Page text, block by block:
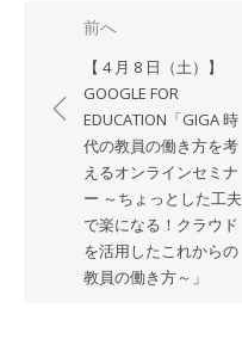
前へ
【 4 月 8 日（土）】
GOOGLE FOR
EDUCATION「GIGA 時
代の教員の働き方を考
えるオンラインセミナ
ー ～ちょっとした工夫
で楽になる！クラウド
を活用したこれからの
教員の働き方～」